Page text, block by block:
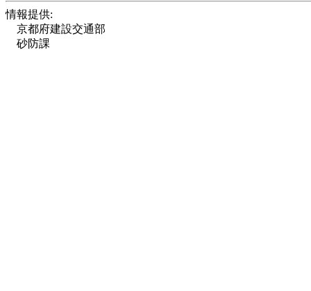
情報提供:
京都府建設交通部
砂防課